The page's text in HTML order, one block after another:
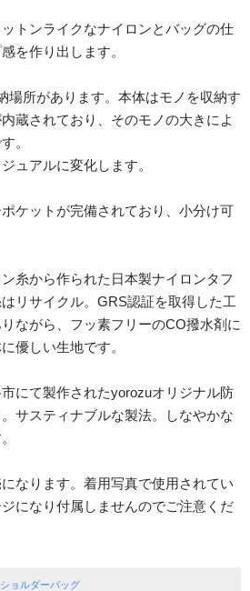
トンライクなナイロンとバッグの仕
を作り出します。
場所があります。本体はモノを収納す
蔵されており、そのモノの大きによ
。
ュアルに変化します。
ケットが完備されており、小分け可
糸から作られた日本製ナイロンタフ
リサイクル。GRS認証を取得した工
ながら、フッ素フリーのCO撥水剤に
優しい生地です。
にて製作されたyorozuオリジナル防
サスティナブルな製法。しなやかな
なります。着用写真で使用されてい
になり付属しませんのでご注意くだ
ショルダーバッグ